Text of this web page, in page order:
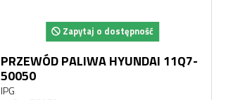
Zapytaj o dostępność
PRZEWÓD PALIWA HYUNDAI 11Q7-
50050
IPG